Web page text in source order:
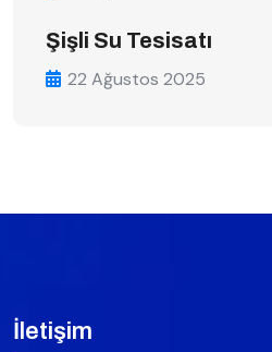
Şişli Su Tesisatı
22 Ağustos 2025
İletişim